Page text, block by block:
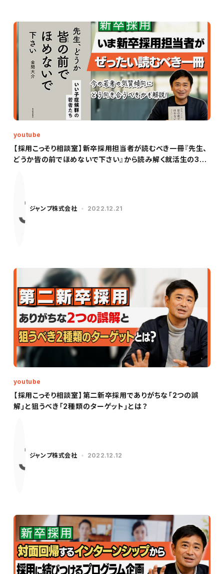
【採用こっそり相談室】新卒採用担当者が読むべき一冊『先生、
どうか皆の前でほめないで下さい』から読み解く就活生の3つ
youtube
ジャンプ株式会社 2022.12.21
【採用こっそり相談室】第二新卒採用でありがちな「2つの誤
解」と狙うべき「2種類のターゲット」とは？
youtube
ジャンプ株式会社 2022.12.12